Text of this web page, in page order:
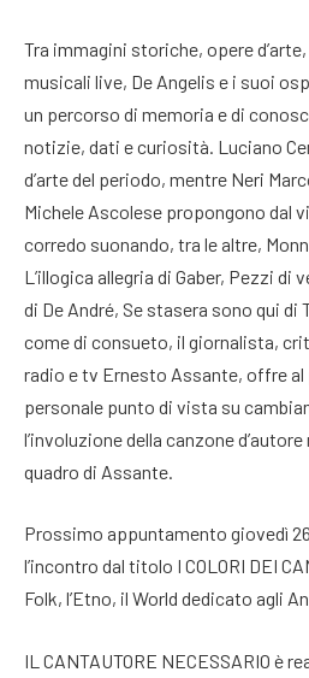
Tra immagini storiche, opere
musicali live, De Angelis e i suoi
un percorso di memoria e di
notizie, dati e curiosità. Luciano
d’arte del periodo, mentre Neri
Michele Ascolese propongono dal
corredo suonando, tra le altre,
L’illogica allegria di Gaber, Pezzi di
di De André, Se stasera sono qui di
come di consueto, il giornalista,
radio e tv Ernesto Assante, offre
personale punto di vista su
l’involuzione della canzone
quadro di Assante.
Prossimo appuntamento giovedì
l’incontro dal titolo I COLORI DEI
Folk, l’Etno, il World dedicato agli
IL CANTAUTORE NECESSARIO è